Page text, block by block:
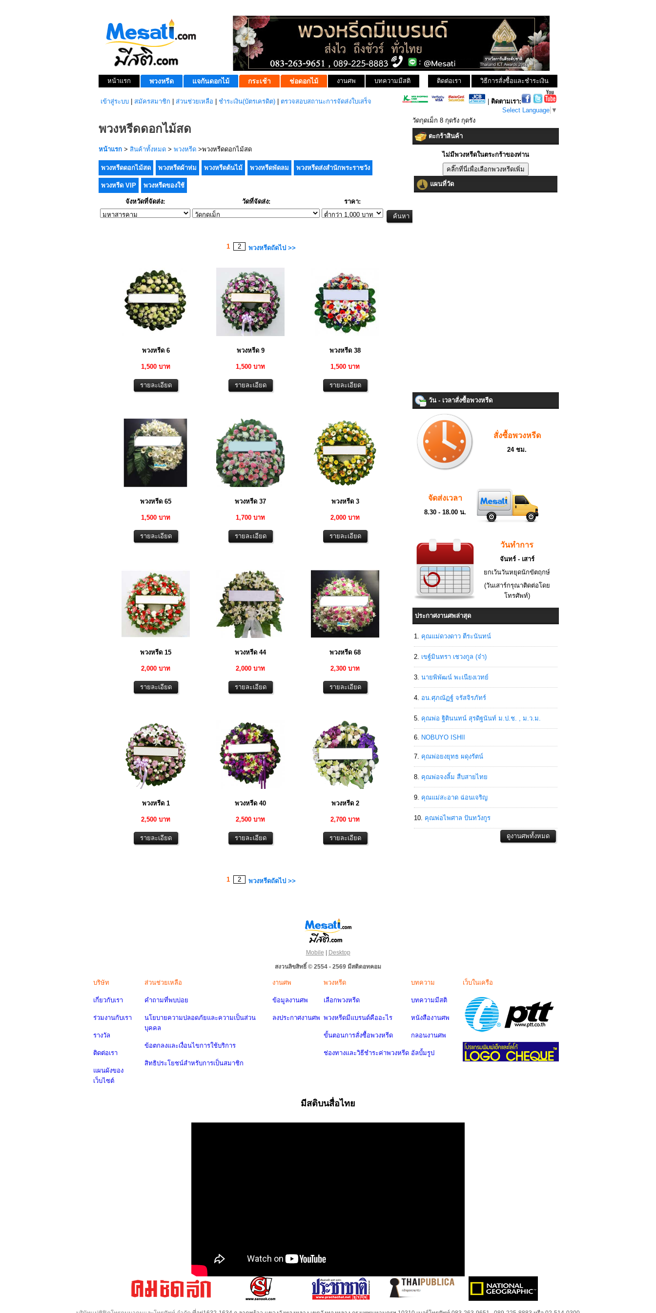
หน้าแรก พวงหรีด แจกันดอกไม้ กระเช้า ช่อดอกไม้ งานศพ บทความมีสติ วิธีการสั่งซื้อและชำระเงิน
ติดต่อเรา
เข้าสู่ระบบ สมัครสมาชิก ส่วนช่วยเหลือ ชำระเงิน(บัตรเครดิต) ตรวจสอบสถานะการจัดส่งใบเสร็จ
ติดตามเรา:
Select Language ▼
พวงหรีดดอกไม้สด
หน้าแรก > สินค้าทั้งหมด > พวงหรีด >พวงหรีดดอกไม้สด
พวงหรีดดอกไม้สด พวงหรีดผ้าห่ม พวงหรีดต้นไม้ พวงหรีดพัดลม พวงหรีดส่งสำนักพระราชวัง
พวงหรีด VIP พวงหรีดของใช้
จังหวัดที่จัดส่ง: วัดที่จัดส่ง: ราคา:
1 2 พวงหรีดถัดไป >>
พวงหรีด 6
1,500 บาท
พวงหรีด 9
1,500 บาท
พวงหรีด 38
1,500 บาท
พวงหรีด 65
1,500 บาท
พวงหรีด 37
1,700 บาท
พวงหรีด 3
2,000 บาท
พวงหรีด 15
2,000 บาท
พวงหรีด 44
2,000 บาท
พวงหรีด 68
2,300 บาท
พวงหรีด 1
2,500 บาท
พวงหรีด 40
2,500 บาท
พวงหรีด 2
2,700 บาท
1 2 พวงหรีดถัดไป >>
วัดกุดเม็ก 8 กุดรัง กุดรัง
ตะกร้าสินค้า
ไม่มีพวงหรีดในตระกร้าของท่าน
แผนที่วัด
วัน - เวลาสั่งซื้อพวงหรีด
สั่งซื้อพวงหรีด
24 ชม.
จัดส่งเวลา
8.30 - 18.00 น.
วันทำการ
จันทร์ - เสาร์
ยกเว้นวันหยุดนักขัตฤกษ์
(วันเสาร์กรุณาติดต่อโดย
โทรศัพท์)
ประกาศงานศพล่าสุด
คุณแม่ดวงดาว ตีระนันทน์
เขฐ์มินทรา เชวงกูล (จ๋า)
นายพิพัฒน์ พะเนียงเวทย์
อน.ศุภณัฏฐ์ จรัสจิรภัทร์
คุณพ่อ ฐิตินนทน์ สุรดิฐนันท์ ม.ป.ช. , ม.ว.ม.
NOBUYO ISHII
คุณพ่อยงยุทธ ผดุงรัตน์
คุณพ่อจงลิ้ม สืบสายไทย
คุณแม่สะอาด ฉ่อนเจริญ
คุณพ่อไพศาล ปันทวังกูร
Mobile | Desktop
สงวนลิขสิทธิ์ © 2554 - 2569 มีสติดอทคอม
บริษัท
เกี่ยวกับเรา
ร่วมงานกับเรา
รางวัล
ติดต่อเรา
แผนผังของ
เว็บไซต์
ส่วนช่วยเหลือ
คำถามที่พบบ่อย
นโยบายความปลอดภัยและความเป็นส่วน
บุคคล
ข้อตกลงและเงื่อนไขการใช้บริการ
สิทธิประโยชน์สำหรับการเป็นสมาชิก
งานศพ
ข้อมูลงานศพ
ลงประกาศงานศพ
พวงหรีด
เลือกพวงหรีด
พวงหรีดมีแบรนด์คืออะไร
ขั้นตอนการสั่งซื้อพวงหรีด
ช่องทางและวิธีชำระค่าพวงหรีด
บทความ
บทความมีสติ
หนังสืองานศพ
กลอนงานศพ
อัลบั้มรูป
เว็บในเครือ
มีสติบนสื่อไทย